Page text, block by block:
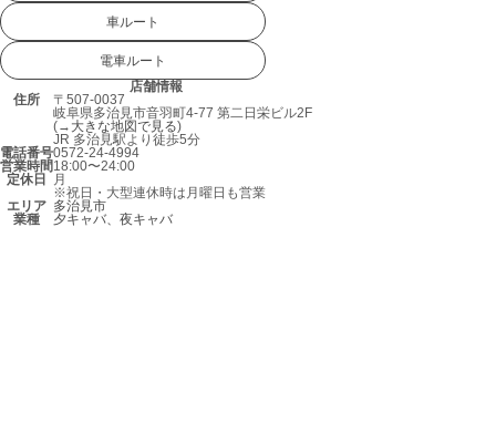
車ルート
電車ルート
店舗情報
住所
〒507-0037
岐阜県多治見市音羽町4-77 第二日栄ビル2F
(→ 大きな地図で見る)
JR 多治見駅より徒歩5分
電話番号0572-24-4994
営業時間18:00〜24:00
定休日
月
※祝日・大型連休時は月曜日も営業
エリア 多治見市
業種
夕キャバ、夜キャバ